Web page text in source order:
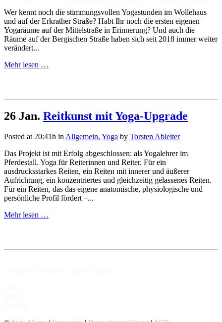
Wer kennt noch die stimmungsvollen Yogastunden im Wollehaus
und auf der Erkrather Straße? Habt Ihr noch die ersten eigenen
Yogaräume auf der Mittelstraße in Erinnerung? Und auch die
Räume auf der Bergischen Straße haben sich seit 2018 immer weiter
verändert...
Mehr lesen …
26 Jan. Reitkunst mit Yoga-Upgrade
Posted at 20:41h inAllgemein, Yoga by Torsten Ableiter
Das Projekt ist mit Erfolg abgeschlossen: als Yogalehrer im
Pferdestall. Yoga für Reiterinnen und Reiter. Für ein
ausdrucksstarkes Reiten, ein Reiten mit innerer und äußerer
Aufrichtung, ein konzentriertes und gleichzeitig gelassenes Reiten.
Für ein Reiten, das das eigene anatomische, physiologische und
persönliche Profil fördert –...
Mehr lesen …